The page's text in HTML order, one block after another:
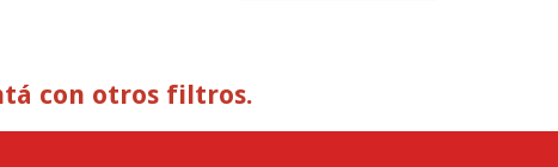
con otros filtros.